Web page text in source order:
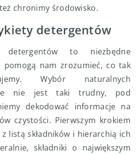
chronimy środowisko.
detergentów
detergentów to niezbędne
pomogą nam zrozumieć, co tak
Wybór naturalnych
nie jest taki trudny, pod
dekodować informacje na
czystości. Pierwszym krokiem
listą składników i hierarchią ich
składniki o największym